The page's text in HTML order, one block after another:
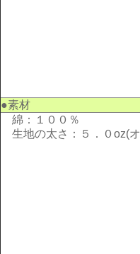
●素材
綿：１００％
生地の太さ：５．０oz(